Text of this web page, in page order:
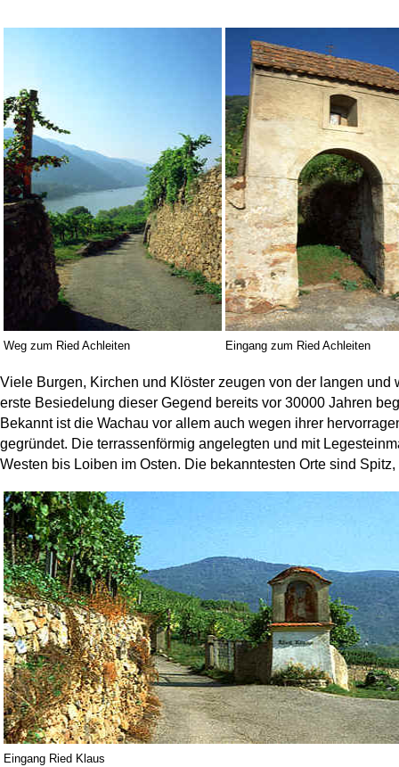
Weg zum Ried Achleiten Eingang zum Ried Achleiten
Viele Burgen, Kirchen und Klöster zeugen von der langen
erste Besiedelung dieser Gegend bereits vor 30000 Jahren
Bekannt ist die Wachau vor allem auch wegen ihrer
gegründet. Die terrassenförmig angelegten und mit
Westen bis Loiben im Osten. Die bekanntesten Orte sind
Eingang Ried Klaus